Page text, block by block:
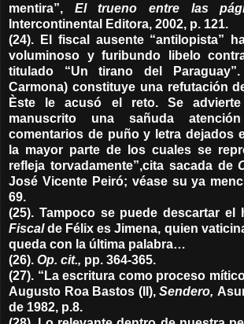
mentira”, El trueno entre las
Intercontinental Editora, 2002, p. 121.
(24). El fiscal ausente “antilopista”
voluminoso y furibundo libelo
titulado “Un tirano del
Carmona) constituye una refutación
Èste le acusó el reto. Se
manuscrito una sañuda
comentarios de puño y letra dejados
la mayor parte de los cuales se
refleja torvadamente”,cita sacada de
José Vicente Peiró; véase su ya
69.
(25). Tampoco se puede descartar el
Fiscalde Félix es Jimena, quien
queda con la última palabra…
(26). Op. cit., pp. 364-365.
(27). “La escritura como proceso
Augusto Roa Bastos (II), Sendero,
de 1982, p.8.